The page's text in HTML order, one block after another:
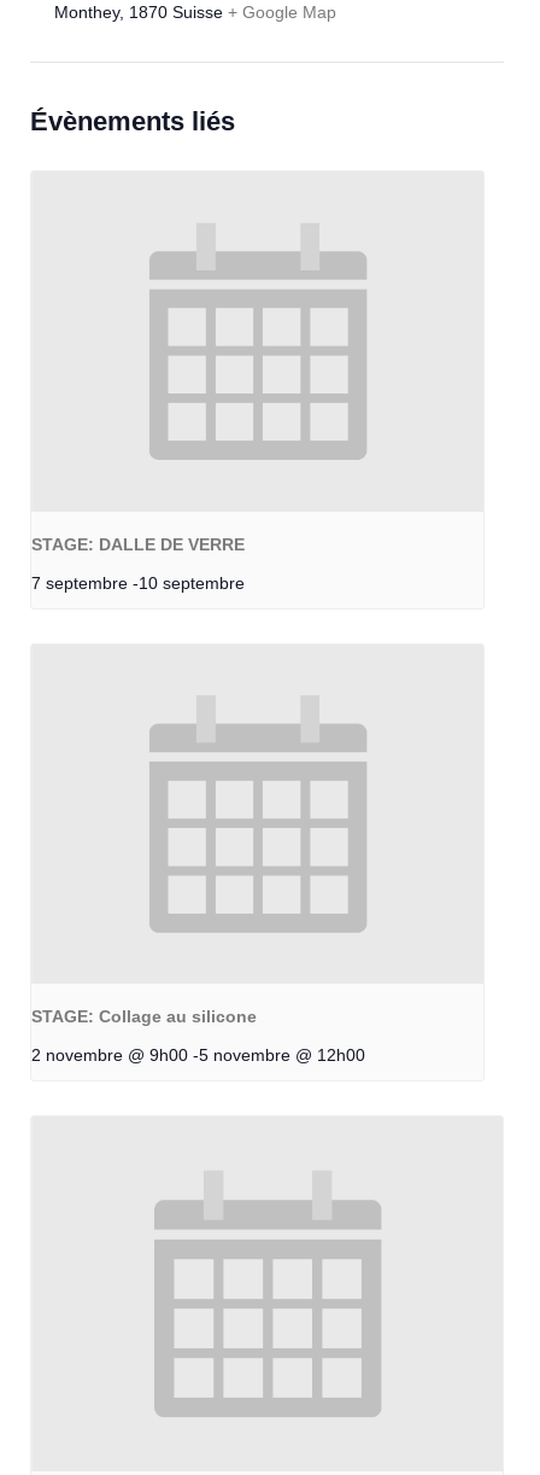
Monthey, 1870 Suisse + Google Map
Évènements liés
STAGE: DALLE DE VERRE
7 septembre -10 septembre
STAGE: Collage au silicone
2 novembre @ 9h00 -5 novembre @ 12h00